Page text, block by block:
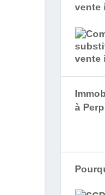
vente
à